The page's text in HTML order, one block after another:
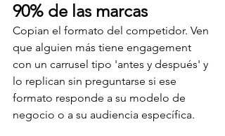
90% de las marcas
Copian el formato del competidor. Ven
que alguien más tiene engagement
con un carrusel tipo 'antes y después' y
lo replican sin preguntarse si ese
formato responde a su modelo de
negocio o a su audiencia específica.